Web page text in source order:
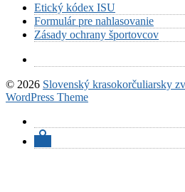
Etický kódex ISU
Formulár pre nahlasovanie
Zásady ochrany športovcov
© 2026 Slovenský krasokorčuliarsky
WordPress Theme